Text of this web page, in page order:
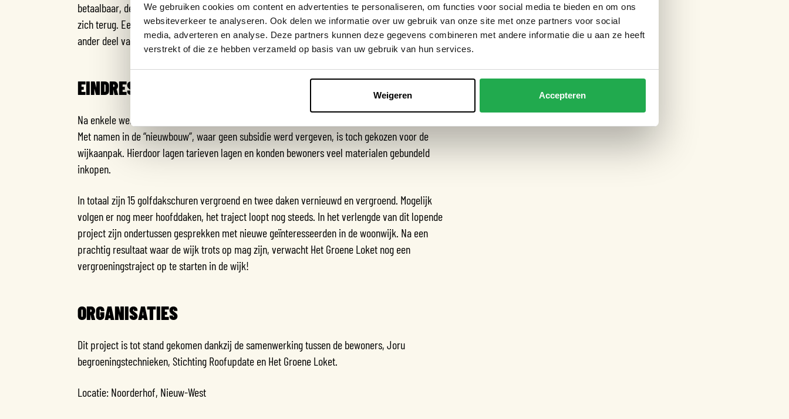
We gebruiken cookies om content en advertenties te personaliseren, om functies voor social media te bieden en om ons
websiteverkeer te analyseren. Ook delen we informatie over uw gebruik van onze site met onze partners voor social
media, adverteren en analyse. Deze partners kunnen deze gegevens combineren met andere informatie die u aan ze heeft
verstrekt of die ze hebben verzameld op basis van uw gebruik van hun services.
Weigeren Accepteren
betaalbaar, de reparatiekosten daarentegen… een deel van de bewoners schrok ervan en trok
zich terug. Een deel van de wijk wilde liever niet tijdens corona het dak laten controleren, een
ander deel van de wijk vond de ontstane vertraging bezwaarlijk.
EINDRESULTAAT
Na enkele weken is het toch gelukt een flink stuk van de wijk te voorzien van groene daken.
Met namen in de “nieuwbouw”, waar geen subsidie werd vergeven, is toch gekozen voor de
wijkaanpak. Hierdoor lagen tarieven lagen en konden bewoners veel materialen gebundeld
inkopen.
In totaal zijn 15 golfdakschuren vergroend en twee daken vernieuwd en vergroend. Mogelijk
volgen er nog meer hoofddaken, het traject loopt nog steeds. In het verlengde van dit lopende
project zijn ondertussen gesprekken met nieuwe geïnteresseerden in de woonwijk. Na een
prachtig resultaat waar de wijk trots op mag zijn, verwacht Het Groene Loket nog een
vergroeningstraject op te starten in de wijk!
ORGANISATIES
Dit project is tot stand gekomen dankzij de samenwerking tussen de bewoners, Joru
begroeningstechnieken, Stichting Roofupdate en Het Groene Loket.
Locatie: Noorderhof, Nieuw-West